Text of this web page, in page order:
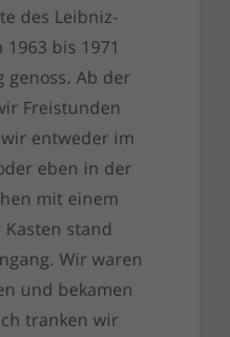
des Leibniz-
bis 1971
genoss. Ab der
Freistunden
entweder im
eben in der
mit einem
stand
Wir waren
und bekamen
tranken wir